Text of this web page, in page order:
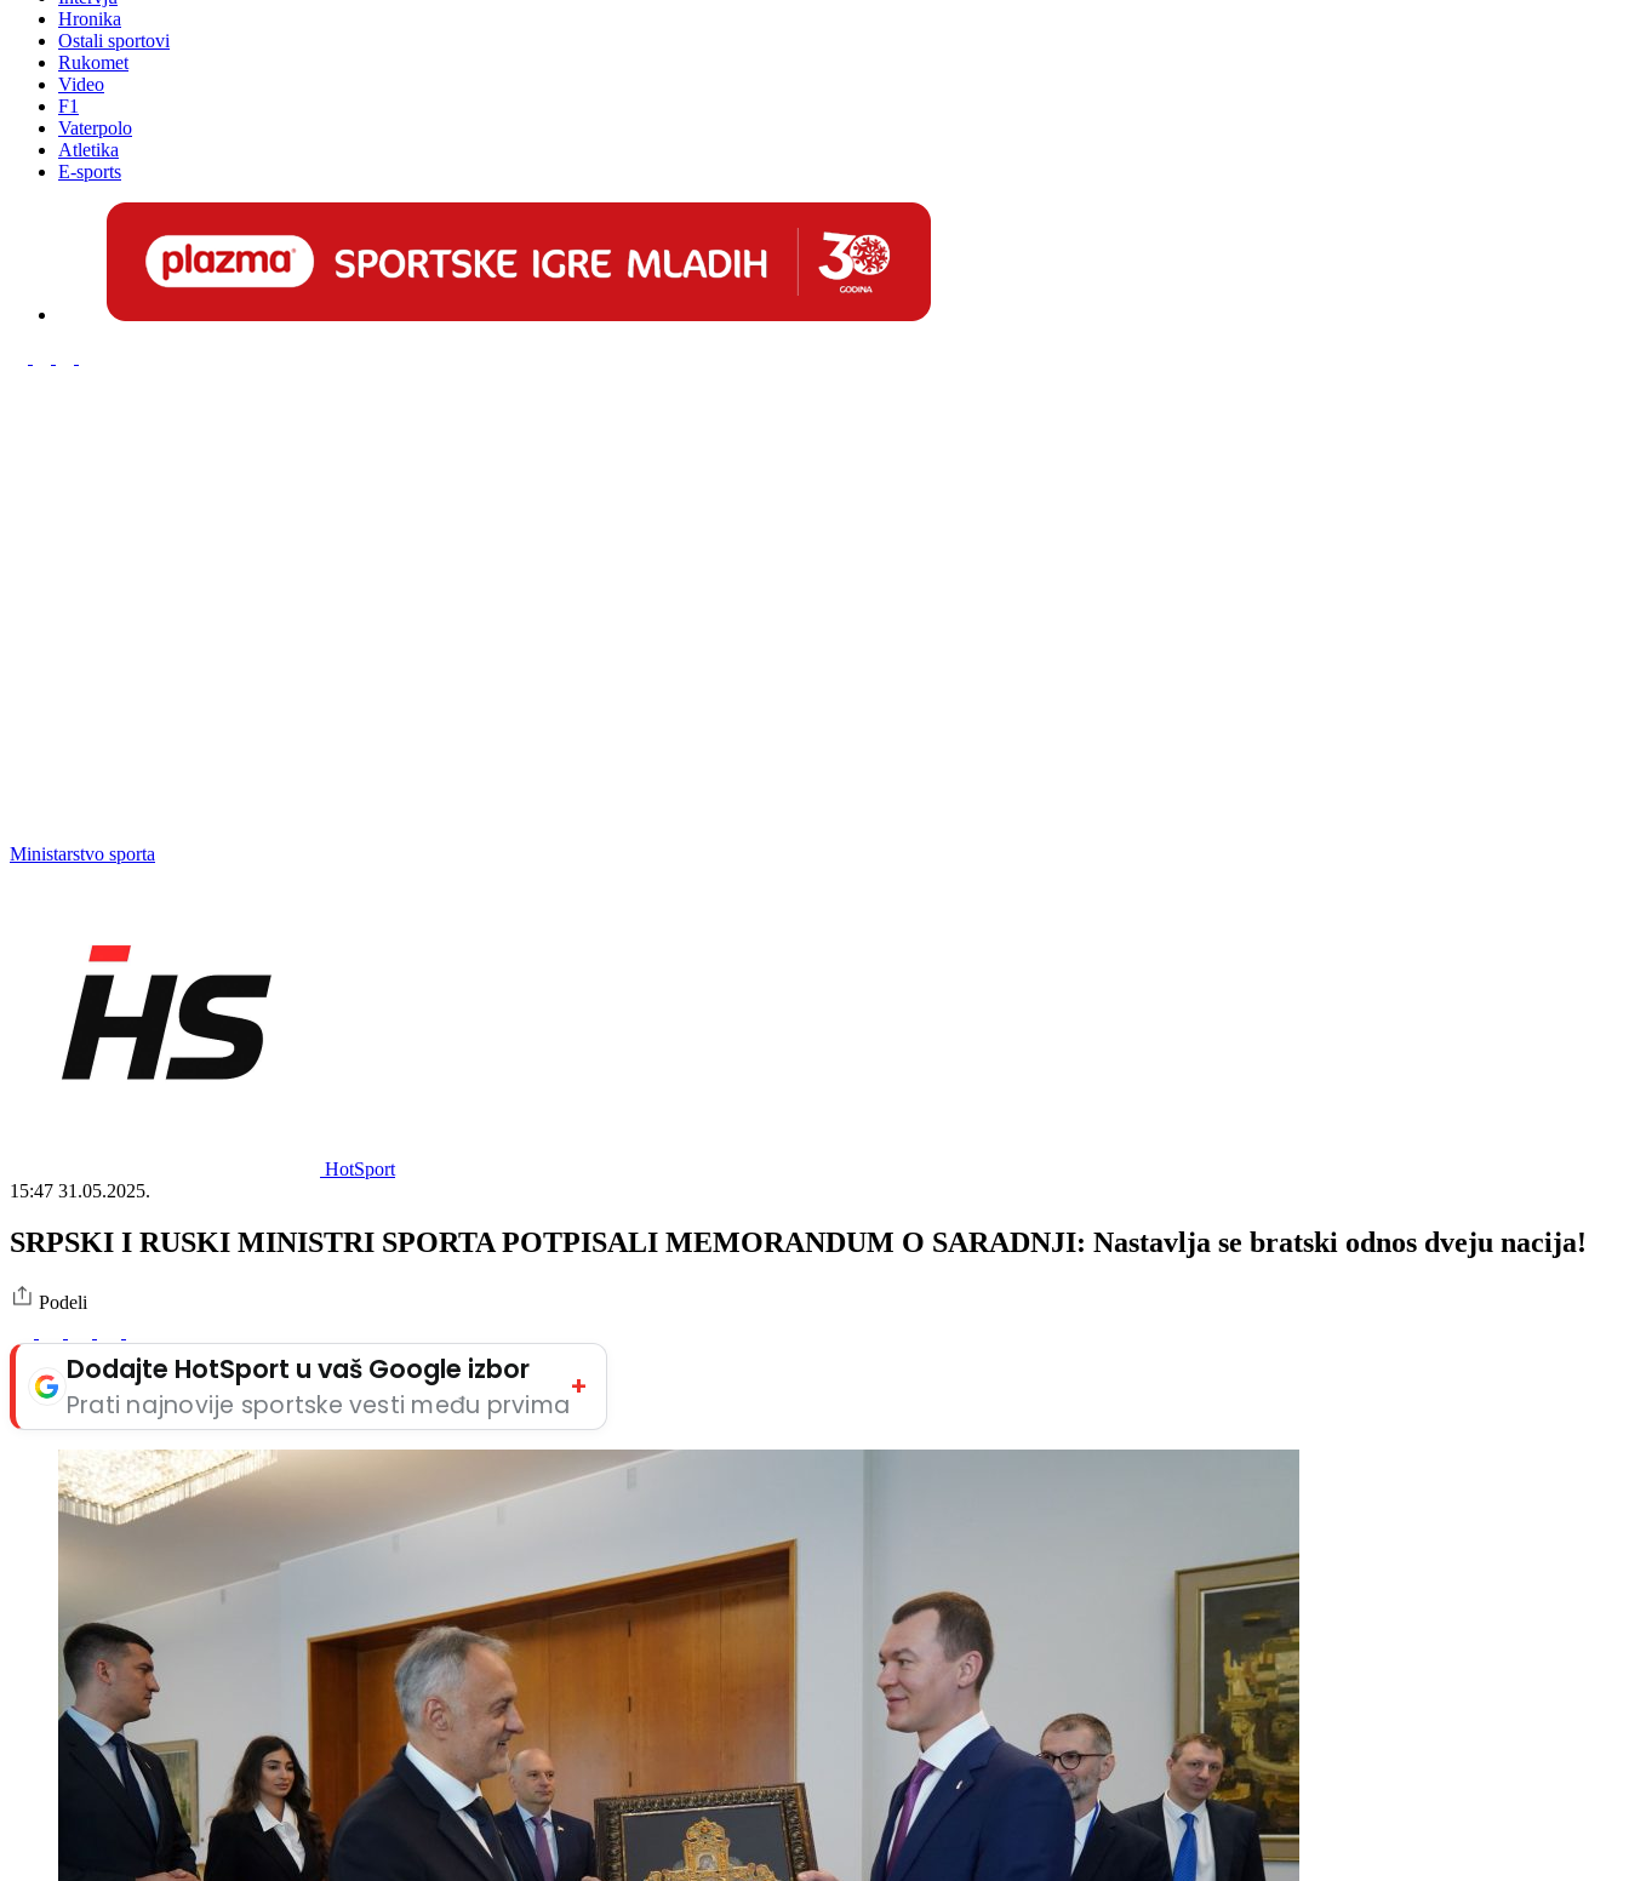
Hronika
Ostali sportovi
Rukomet
Video
F1
Vaterpolo
Atletika
E-sports
Ministarstvo sporta
HotSport
15:47 31.05.2025.
SRPSKI I RUSKI MINISTRI SPORTA POTPISALI MEMORANDUM O SARADNJI: Nastavlja se bratski odnos dveju nacija!
Podeli
Dodajte HotSport u vaš Google izbor
Prati najnovije sportske vesti među prvima
+